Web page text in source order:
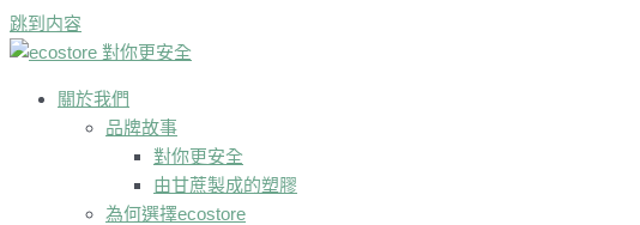
跳到内容
關於我們
品牌故事
對你更安全
由甘蔗製成的塑膠
為何選擇ecostore